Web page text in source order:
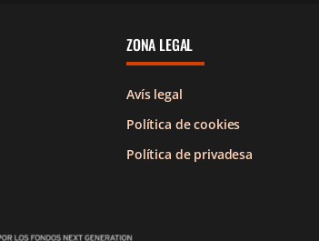
ZONA LEGAL
Avís legal
Política de cookies
Política de privadesa